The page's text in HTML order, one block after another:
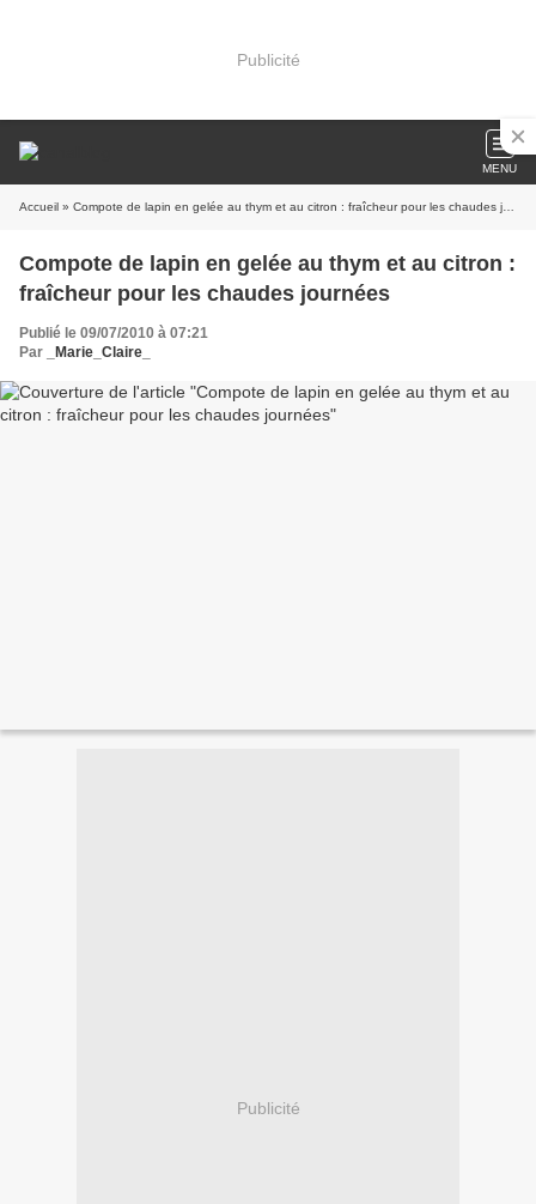
Publicité
MENU
Accueil » Compote de lapin en gelée au thym et au citron : fraîcheur pour les chaudes journées
Compote de lapin en gelée au thym et au citron :
fraîcheur pour les chaudes journées
Publié le 09/07/2010 à 07:21
Par
_Marie_Claire_
Publicité